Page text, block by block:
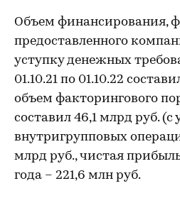
Объем финансирования,
предоставленного
уступку денежных
01.10.21 по 01.10.22
объем факторингового
составил 46,1 млрд руб. (с
внутригрупповых
млрд руб., чистая
года – 221,6 млн руб.